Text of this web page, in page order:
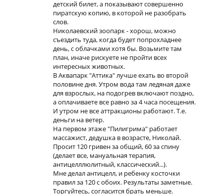
детский билет, а показывают совершенно
пиратскую копию, в которой не разобрать
слов.
Николаевский зоопарк - хорош, можно
съездить туда, когда будет попрохладнее
день, с облачками хотя бы. Возьмите там
план, иначе рискуете не пройти всех
интересных животных.
В Аквапарк "Аттика" лучше ехать во второй
половине дня. Утром вода там ледяная даже
для взрослых, на подогрев включают поздно,
а оплачиваете все равно за 4 часа посещения.
И утром не все аттракционы работают. Т.е.
деньги на ветер.
На первом этаже "Пилигрима" работает
массажист, дедушка в возрасте, Николай.
Просит 120 гривен за общий, 60 за спину
(делает все, мануальная терапия,
антицелллюлитный, классический...).
Мне делал антицелл, и ребенку косточки
правил за 120 с обоих. Результаты заметные.
Торгуйтесь, согласится брать меньше.